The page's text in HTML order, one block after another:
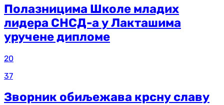
Полазницима Школе младих
лидера СНСД-а у Лакташима
уручене дипломе
20
37
Зворник обиљежава крсну славу